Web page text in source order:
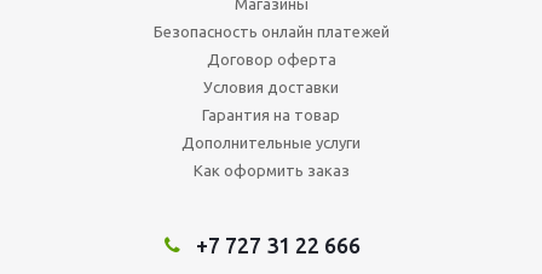
Магазины
Безопасность онлайн платежей
Договор оферта
Условия доставки
Гарантия на товар
Дополнительные услуги
Как оформить заказ
+7 727 31 22 666